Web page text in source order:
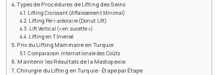
Types de Procédures de Lifting des Seins
Lifting Croissant (Affaissement Minimal)
Lifting Péri-aréolaire (Donut Lift)
Lift Vertical (« en sucette »)
Lifting en T Inversé
Prix du Lifting Mammaire en Turquie
Comparaison Internationale des Coûts
Maintenir les Résultats de la Mastopexie
Chirurgie du Lifting en Turquie : Étape par Étape